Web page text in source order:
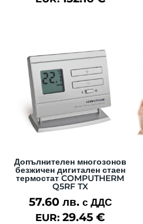
Допълнителен многозонов
безжичен дигитален стаен
термостат COMPUTHERM
Q5RF TX
57.60 лв. с ДДС
EUR:29.45€